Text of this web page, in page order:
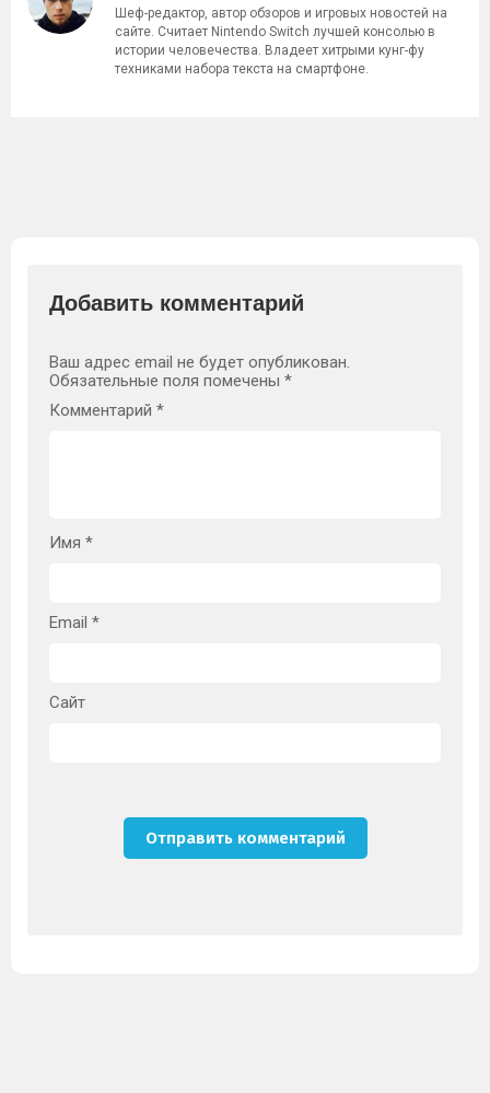
Шеф-редактор, автор обзоров и игровых новостей на
сайте. Считает Nintendo Switch лучшей консолью в
истории человечества. Владеет хитрыми кунг-фу
техниками набора текста на смартфоне.
Добавить комментарий
Ваш адрес email не будет опубликован.
Обязательные поля помечены *
Комментарий *
Имя *
Email *
Сайт